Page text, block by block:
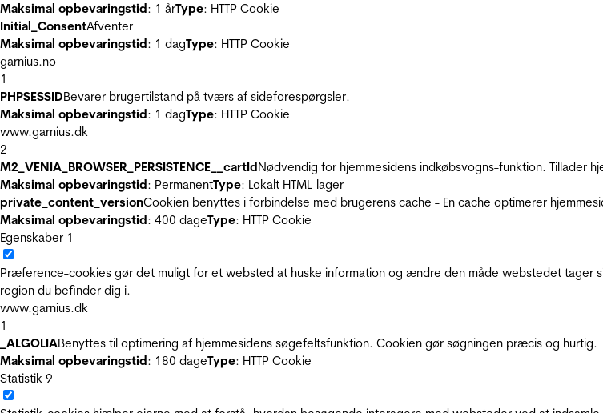
Maksimal opbevaringstid: 1 årType: HTTP Cookie
Initial_ConsentAfventer
Maksimal opbevaringstid: 1 dagType: HTTP Cookie
garnius.no
1
PHPSESSIDBevarer brugertilstand på tværs af sideforespørgsler.
Maksimal opbevaringstid: 1 dagType: HTTP Cookie
www.garnius.dk
2
M2_VENIA_BROWSER_PERSISTENCE__cartIdNødvendig for hjemmesidens indkøbsvogns-funktion. Tillader
Maksimal opbevaringstid: PermanentType: Lokalt HTML-lager
private_content_versionCookien benyttes i forbindelse med brugerens cache - En cache optimerer
Maksimal opbevaringstid: 400 dageType: HTTP Cookie
Egenskaber 1
Præference-cookies gør det muligt for et websted at huske information og ændre den måde webstedet tager
region du befinder dig i.
www.garnius.dk
1
_ALGOLIABenyttes til optimering af hjemmesidens søgefeltsfunktion. Cookien gør søgningen præcis og hurtig.
Maksimal opbevaringstid: 180 dageType: HTTP Cookie
Statistik 9